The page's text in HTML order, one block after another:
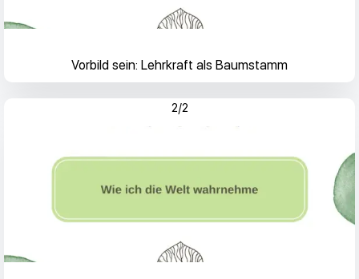
Vorbild sein: Lehrkraft als Baumstamm
2/2